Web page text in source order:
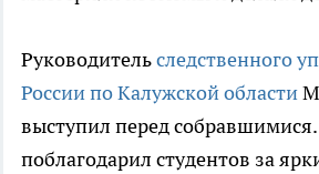
Руководительследственного
России по Калужской области
выступил перед
поблагодарил студентов за